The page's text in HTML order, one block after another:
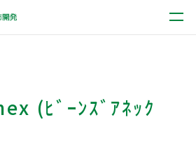
(ﾋﾞｰﾝｽﾞｱﾈｯｸ